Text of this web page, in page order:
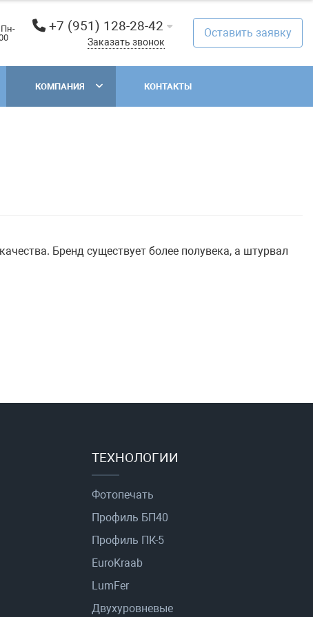
+7 (951) 128-28-42
Заказать звонок
Оставить заявку
КОМПАНИЯ КОНТАКТЫ
Бренд существует более полувека, а штурвал
ТЕХНОЛОГИИ
Фотопечать
Профиль БП40
Профиль ПК-5
EuroKraab
LumFer
Двухуровневые